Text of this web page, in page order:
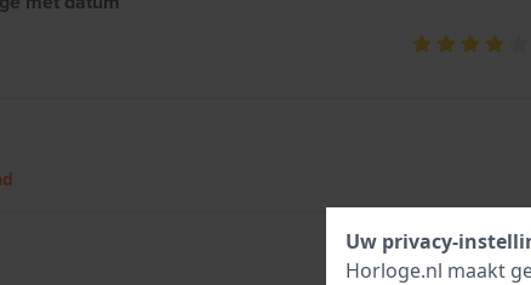
Uw privacy-
Horloge.nl maakt